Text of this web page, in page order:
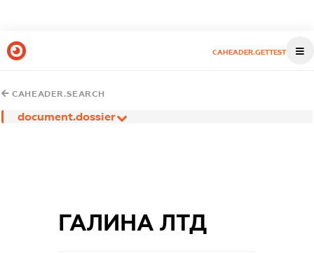
CAHEADER.GETTEST
CAHEADER.SEARCH
document.dossier
ГАЛИНА ЛТД